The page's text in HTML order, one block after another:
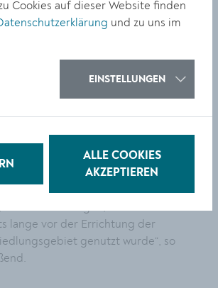
im Zuge der fortschreitenden
dem 16. Jahrhundert nach Europa
Relikte freigelegt. Unter dem
die Archäologen auf Siedlungsspuren
(10.–13. Jahrhundert),
eines Ofens und eines
Funde zeigen, dass der
lange vor der Errichtung der
genutzt wurde“, so
Cookies auf dieser Website finden
und zu uns im
EINSTELLUNGEN
ALLE COOKIES
AKZEPTIEREN